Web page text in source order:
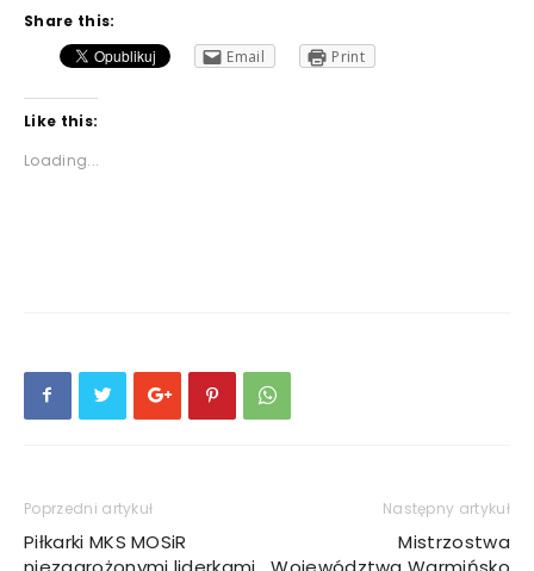
Share this:
Email
Print
Like this:
Loading...
Poprzedni artykuł
Piłkarki MKS MOSiR
Następny artykuł
Mistrzostwa